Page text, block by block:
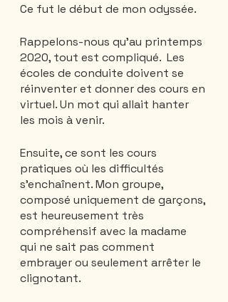
Ce fut le début de mon odyssée.
Rappelons-nous qu'au printemps
2020, tout est compliqué.  Les
écoles de conduite doivent se
réinventer et donner des cours en
virtuel. Un mot qui allait hanter
les mois à venir.
Ensuite, ce sont les cours
pratiques où les difficultés
s'enchaînent. Mon groupe,
composé uniquement de garçons,
est heureusement très
compréhensif avec la madame
qui ne sait pas comment
embrayer ou seulement arrêter le
clignotant.